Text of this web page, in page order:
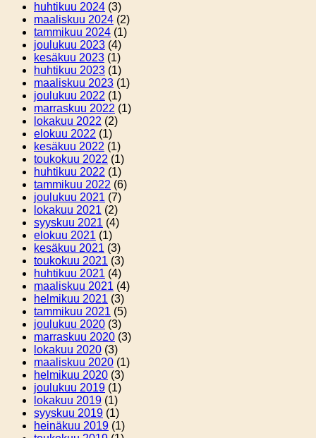
huhtikuu 2024 (3)
maaliskuu 2024 (2)
tammikuu 2024 (1)
joulukuu 2023 (4)
kesäkuu 2023 (1)
huhtikuu 2023 (1)
maaliskuu 2023 (1)
joulukuu 2022 (1)
marraskuu 2022 (1)
lokakuu 2022 (2)
elokuu 2022 (1)
kesäkuu 2022 (1)
toukokuu 2022 (1)
huhtikuu 2022 (1)
tammikuu 2022 (6)
joulukuu 2021 (7)
lokakuu 2021 (2)
syyskuu 2021 (4)
elokuu 2021 (1)
kesäkuu 2021 (3)
toukokuu 2021 (3)
huhtikuu 2021 (4)
maaliskuu 2021 (4)
helmikuu 2021 (3)
tammikuu 2021 (5)
joulukuu 2020 (3)
marraskuu 2020 (3)
lokakuu 2020 (3)
maaliskuu 2020 (1)
helmikuu 2020 (3)
joulukuu 2019 (1)
lokakuu 2019 (1)
syyskuu 2019 (1)
heinäkuu 2019 (1)